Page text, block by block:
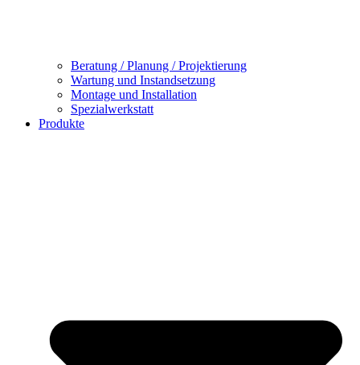
Beratung / Planung / Projektierung
Wartung und Instandsetzung
Montage und Installation
Spezialwerkstatt
Produkte